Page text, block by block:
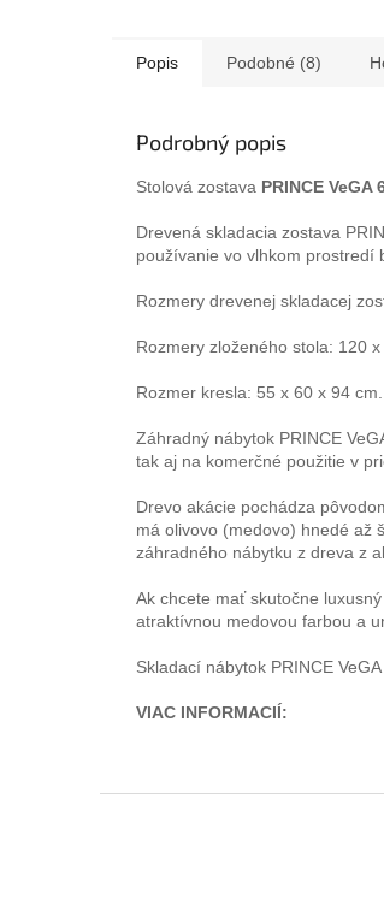
Popis Podobné (8)
Podrobný popis
Stolová zostava PRINCE VeGA
Drevená skladacia zostava
používanie vo vlhkom prostredí
Rozmery drevenej skladacej
Rozmery zloženého stola: 120 x
Rozmer kresla: 55 x 60 x 94 cm.
Záhradný nábytok PRINCE
tak aj na komerčné použitie v
Drevo akácie pochádza
má olivovo (medovo) hnedé až
záhradného nábytku z dreva z
Ak chcete mať skutočne
atraktívnou medovou farbou a
Skladací nábytok PRINCE
VIAC INFORMACIÍ: